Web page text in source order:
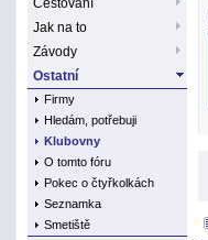
Cestování
Jak na to
Závody
Ostatní
Firmy
Hledám, potřebuji
Klubovny
O tomto fóru
Pokec o čtyřkolkách
Seznamka
Smetiště